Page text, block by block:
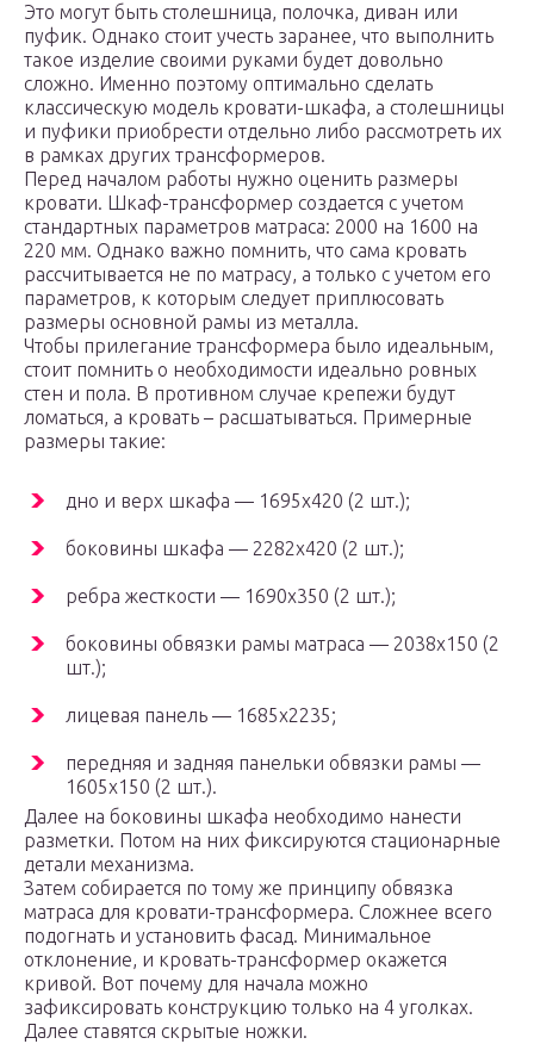
Это могут быть столешница, полочка, диван или
пуфик. Однако стоит учесть заранее, что выполнить
такое изделие своими руками будет довольно
сложно. Именно поэтому оптимально сделать
классическую модель кровати-шкафа, а столешницы
и пуфики приобрести отдельно либо рассмотреть их
в рамках других трансформеров.
Перед началом работы нужно оценить размеры
кровати. Шкаф-трансформер создается с учетом
стандартных параметров матраса: 2000 на 1600 на
220 мм. Однако важно помнить, что сама кровать
рассчитывается не по матрасу, а только с учетом его
параметров, к которым следует приплюсовать
размеры основной рамы из металла.
Чтобы прилегание трансформера было идеальным,
стоит помнить о необходимости идеально ровных
стен и пола. В противном случае крепежи будут
ломаться, а кровать – расшатываться. Примерные
размеры такие:
дно и верх шкафа — 1695х420 (2 шт.);
боковины шкафа — 2282х420 (2 шт.);
ребра жесткости — 1690х350 (2 шт.);
боковины обвязки рамы матраса — 2038х150 (2
шт.);
лицевая панель — 1685х2235;
передняя и задняя панельки обвязки рамы —
1605х150 (2 шт.).
Далее на боковины шкафа необходимо нанести
разметки. Потом на них фиксируются стационарные
детали механизма.
Затем собирается по тому же принципу обвязка
матраса для кровати-трансформера. Сложнее всего
подогнать и установить фасад. Минимальное
отклонение, и кровать-трансформер окажется
кривой. Вот почему для начала можно
зафиксировать конструкцию только на 4 уголках.
Далее ставятся скрытые ножки.